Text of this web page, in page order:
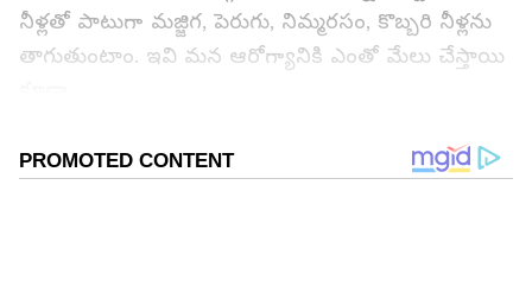
నీళ్లతో పాటుగా మజ్జిగ, పెరుగు, నిమ్మరసం, కొబ్బరి నీళ్లను
తాగుతుంటాం. ఇవి మన ఆరోగ్యానికి ఎంతో మేలు చేస్తాయి